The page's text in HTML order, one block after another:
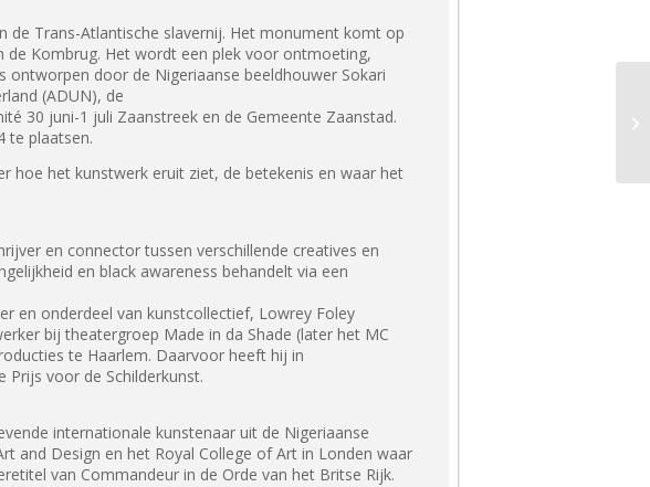
Trans-Atlantische slavernij. Het monument komt op
de Kombrug. Het wordt een plek voor ontmoeting,
ontworpen door de Nigeriaanse beeldhouwer Sokari
(ADUN), de
30 juni-1 juli Zaanstreek en de Gemeente Zaanstad.
te plaatsen.
hoe het kunstwerk eruit ziet, de betekenis en waar het
en connector tussen verschillende creatives en
en black awareness behandelt via een
en onderdeel van kunstcollectief, Lowrey Foley
bij theatergroep Made in da Shade (later het MC
te Haarlem. Daarvoor heeft hij in
Prijs voor de Schilderkunst.
internationale kunstenaar uit de Nigeriaanse
and Design en het Royal College of Art in Londen waar
van Commandeur in de Orde van het Britse Rijk.